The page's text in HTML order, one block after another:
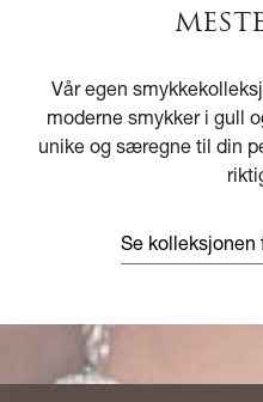
Vår egen
moderne smykker i gull
unike og særegne til din
Se kolleksjonen